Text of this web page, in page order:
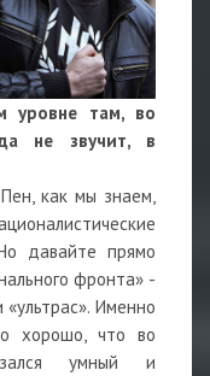
уровне там, во
не звучит, в
как мы знаем,
давайте прямо
фронта» -
Именно
хорошо, что во
умный и